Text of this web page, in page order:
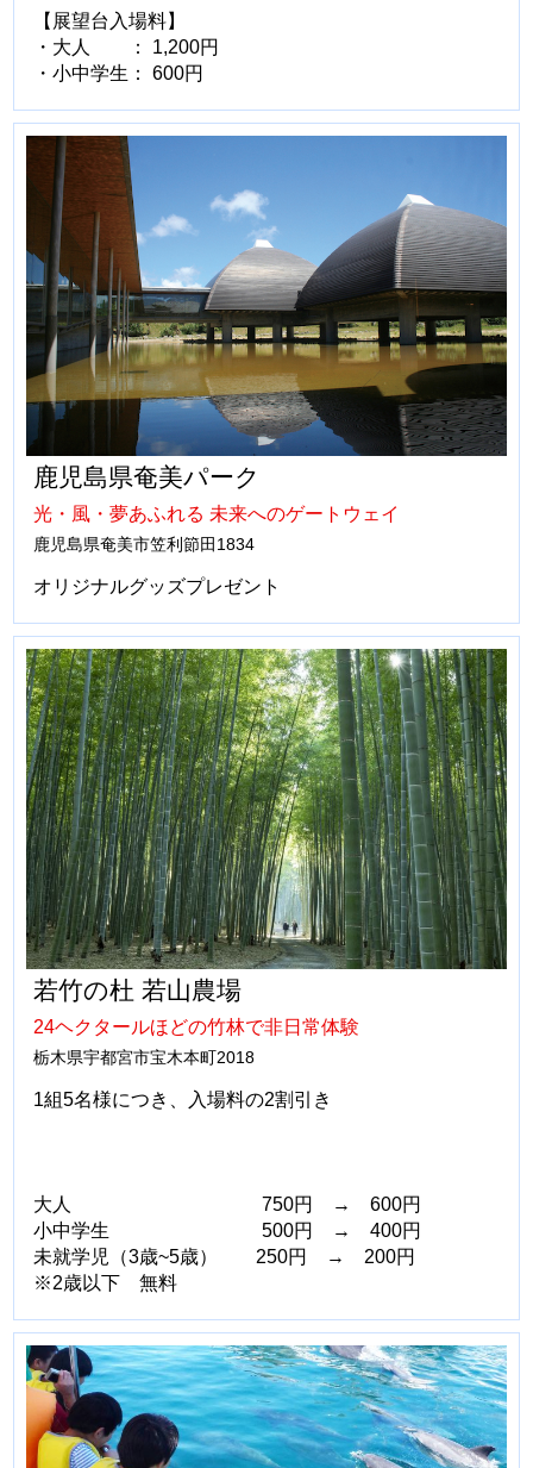
【展望台入場料】
・大人 ： 1,200円
・小中学生： 600円
鹿児島県奄美パーク
光・風・夢あふれる 未来へのゲートウェイ
鹿児島県奄美市笠利節田1834
オリジナルグッズプレゼント
若竹の杜 若山農場
24ヘクタールほどの竹林で非日常体験
栃木県宇都宮市宝木本町2018
1組5名様につき、入場料の2割引き
大人 750円 → 600円
小中学生 500円 → 400円
未就学児（3歳~5歳） 250円 → 200円
※2歳以下 無料